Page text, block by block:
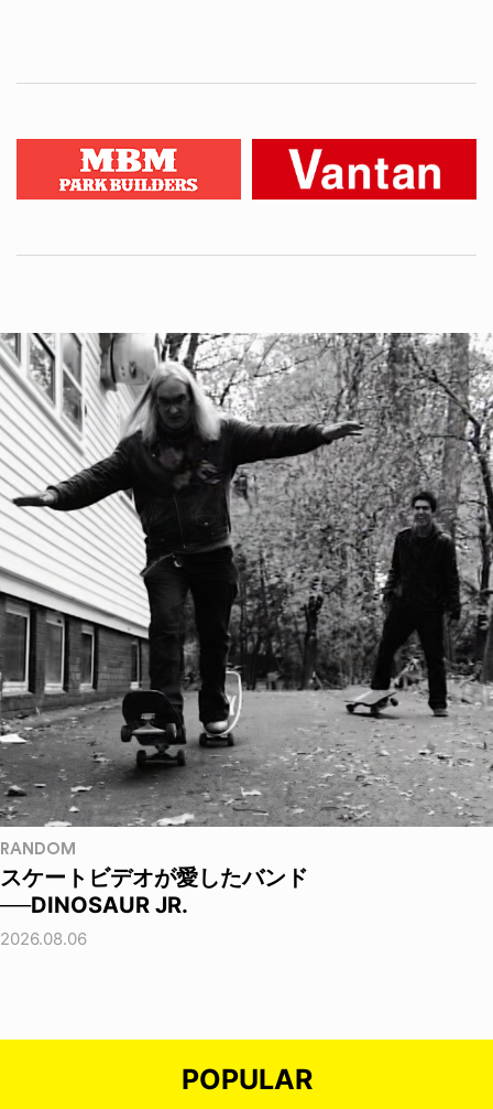
RANDOM
スケートビデオが愛したバンド
──DINOSAUR JR.
2026.08.06
POPULAR